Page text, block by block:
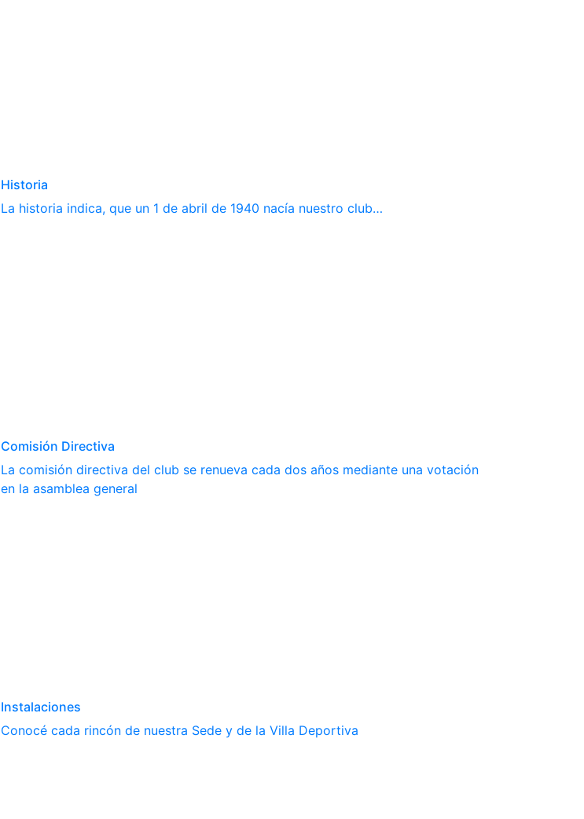
Historia
La historia indica, que un 1 de abril de 1940 nacía nuestro club…
Comisión Directiva
La comisión directiva del club se renueva cada dos años mediante una votación
en la asamblea general
Instalaciones
Conocé cada rincón de nuestra Sede y de la Villa Deportiva